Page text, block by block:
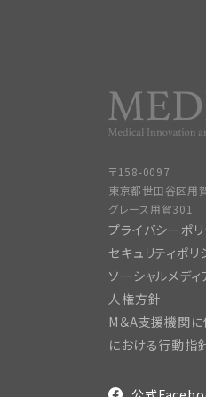
〒158-0097
東京都世田谷区用
グレース用賀301
プライバシーポ
セキュリティポリ
ソーシャルメディ
人権方針
M＆A支援機関
における行動指